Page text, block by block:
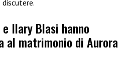
Ilary Blasi hanno
al matrimonio di Aurora